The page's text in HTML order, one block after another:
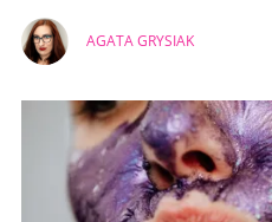
AGATA GRYSIAK